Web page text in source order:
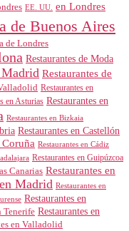
EE. UU. en Londres
de Buenos Aires
de Londres
Restaurantes de Moda
Madrid Restaurantes de
Restaurantes en
en Asturias Restaurantes en
Restaurantes en Bizkaia
Restaurantes en Castellón
Coruña Restaurantes en Cádiz
Restaurantes en Guipúzcoa
Canarias Restaurantes en
Madrid Restaurantes en
Restaurantes en
Tenerife Restaurantes en
en Valladolid